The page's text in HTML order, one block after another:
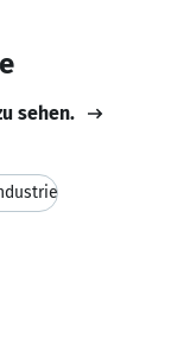
sehen.